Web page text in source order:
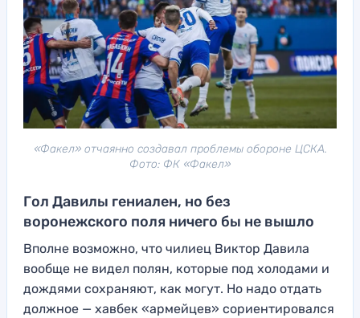
«Факел» отчаянно создавал проблемы обороне ЦСКА.
Фото: ФК «Факел»
Гол Давилы гениален, но без
воронежского поля ничего бы не вышло
Вполне возможно, что чилиец Виктор Давила
вообще не видел полян, которые под холодами и
дождями сохраняют, как могут. Но надо отдать
должное — хавбек «армейцев» сориентировался